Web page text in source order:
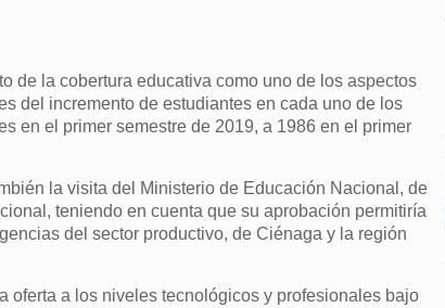
de la cobertura educativa como uno de los aspectos
del incremento de estudiantes en cada uno de los
en el primer semestre de 2019, a 1986 en el primer
la visita del Ministerio de Educación Nacional, de
teniendo en cuenta que su aprobación permitiría
del sector productivo, de Ciénaga y la región
oferta a los niveles tecnológicos y profesionales bajo